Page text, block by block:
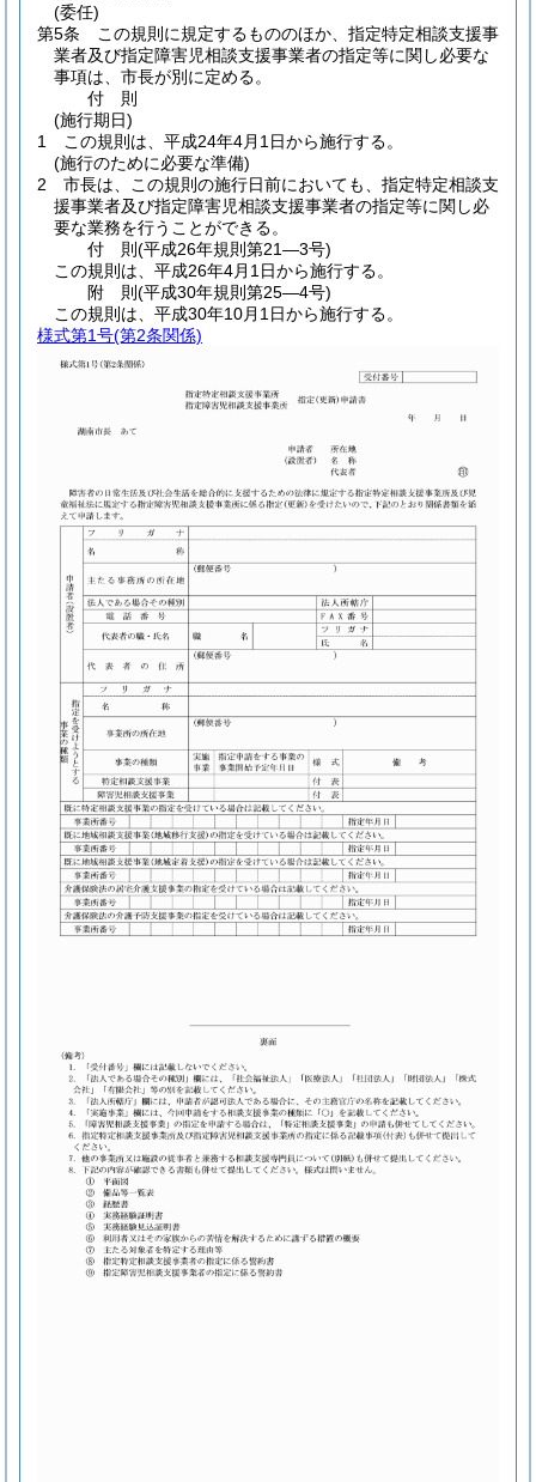
(委任)
第5条
この規則に規定するもののほか、指定特定相談支援事
業者及び指定障害児相談支援事業者の指定等に関し必要な
事項は、市長が別に定める。
付 則
(施行期日)
1
この規則は、平成24年4月1日から施行する。
(施行のために必要な準備)
2
市長は、この規則の施行日前においても、指定特定相談支
援事業者及び指定障害児相談支援事業者の指定等に関し必
要な業務を行うことができる。
付 則(平成26年規則第21―3号)
この規則は、平成26年4月1日から施行する。
附 則(平成30年規則第25―4号)
この規則は、平成30年10月1日から施行する。
様式第1号(第2条関係)